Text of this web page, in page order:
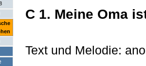
C 1. Meine Oma
Text und Melodie: